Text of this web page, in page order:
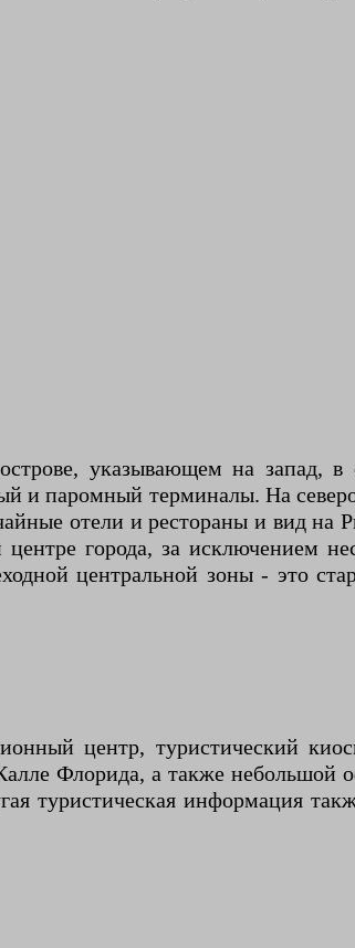
указывающем на запад, в
и паромный терминалы. На
отели и рестораны и вид на
города, за исключением
центральной зоны - это
центр, туристический
Флорида, а также небольшой
туристическая информация